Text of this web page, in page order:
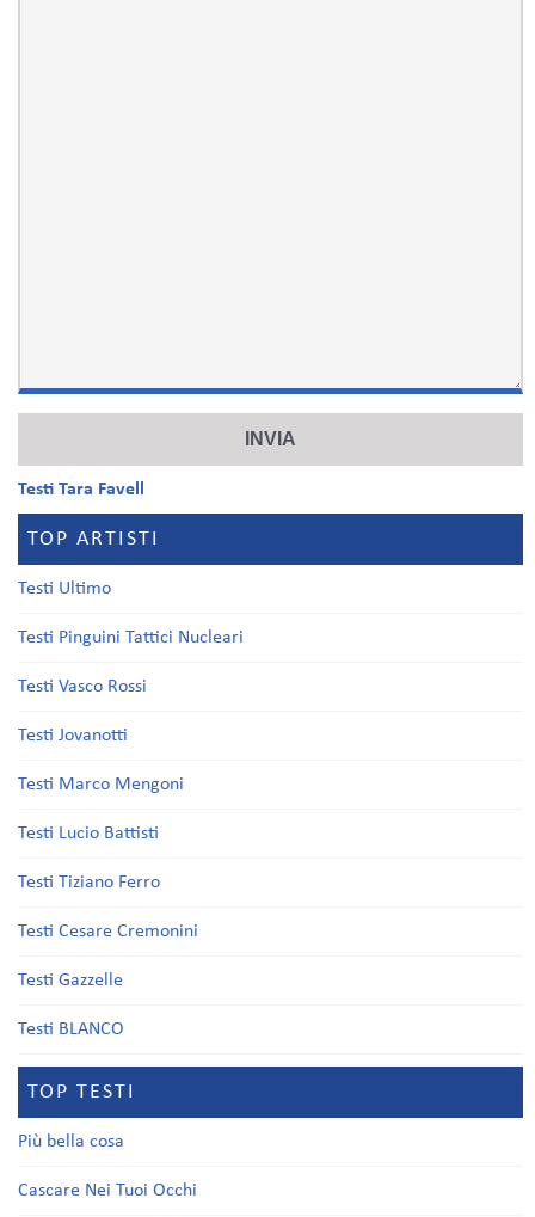
Testi Tara Favell
TOP ARTISTI
Testi Ultimo
Testi Pinguini Tattici Nucleari
Testi Vasco Rossi
Testi Jovanotti
Testi Marco Mengoni
Testi Lucio Battisti
Testi Tiziano Ferro
Testi Cesare Cremonini
Testi Gazzelle
Testi BLANCO
TOP TESTI
Più bella cosa
Cascare Nei Tuoi Occhi